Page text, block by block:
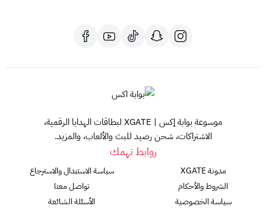
موسوعة بوابة إكس | XGATE لبطاقات الهدايا الرقمية،
الاشتراكات، شحن رصيد للبث والألعاب، والمزيد.
روابط تهمك
مدونة XGATE
الشروط والأحكام
سياسة الخصوصية
سياسة الاستبدال والاسترجاع
تواصل معنا
الأسئلة الشائعة